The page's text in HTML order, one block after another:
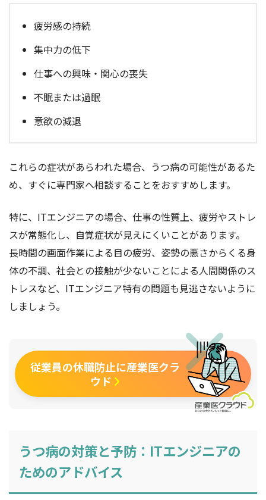
疲労感の持続
集中力の低下
仕事への興味・関心の喪失
不眠または過眠
意欲の減退
これらの症状があらわれた場合、うつ病の可能性があるた
め、すぐに専門家へ相談することをおすすめします。
特に、ITエンジニアの場合、仕事の性質上、疲労やストレ
スが常態化し、自覚症状が見えにくいことがあります。
長時間の画面作業による目の疲労、姿勢の悪さからくる身
体の不調、社会との接触が少ないことによる人間関係のス
トレスなど、ITエンジニア特有の問題も見逃さないように
しましょう。
従業員の休職防止に産業医クラ
ウド
うつ病の対策と予防：ITエンジニアの
ためのアドバイス